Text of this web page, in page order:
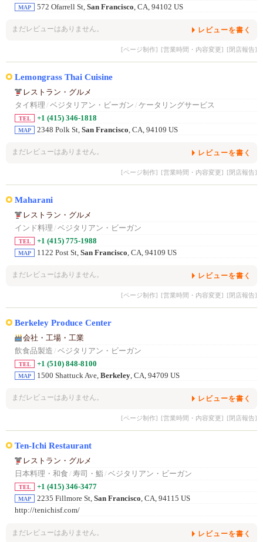
MAP 572 Ofarrell St, San Francisco, CA, 94102 US
まだレビューはありません。 レビューを書く
[ページ制作] [営業時間・内容変更] [閉店報告]
Lemongrass Thai Cuisine
レストラン・グルメ
タイ料理 / ベジタリアン・ビーガン / ケータリングサービス
TEL +1 (415) 346-1818
MAP 2348 Polk St, San Francisco, CA, 94109 US
まだレビューはありません。 レビューを書く
[ページ制作] [営業時間・内容変更] [閉店報告]
Maharani
レストラン・グルメ
インド料理 / ベジタリアン・ビーガン
TEL +1 (415) 775-1988
MAP 1122 Post St, San Francisco, CA, 94109 US
まだレビューはありません。 レビューを書く
[ページ制作] [営業時間・内容変更] [閉店報告]
Berkeley Produce Center
会社・工場・工業
飲食品製造 / ベジタリアン・ビーガン
TEL +1 (510) 848-8100
MAP 1500 Shattuck Ave, Berkeley, CA, 94709 US
まだレビューはありません。 レビューを書く
[ページ制作] [営業時間・内容変更] [閉店報告]
Ten-Ichi Restaurant
レストラン・グルメ
日本料理・和食 / 寿司・鮨/ ベジタリアン・ビーガン
TEL +1 (415) 346-3477
MAP 2235 Fillmore St, San Francisco, CA, 94115 US
http://tenichisf.com/
まだレビューはありません。 レビューを書く